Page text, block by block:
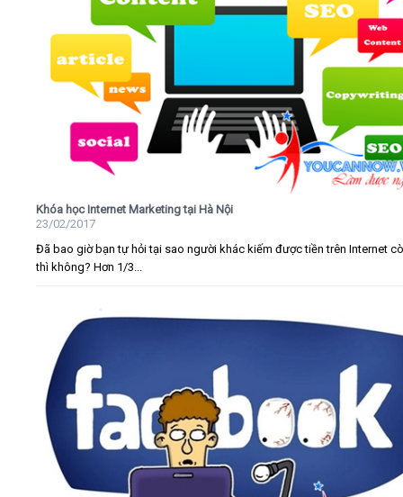
Khóa học Internet Marketing tại Hà Nội
23/02/2017
Đã bao giờ bạn tự hỏi tại sao người khác kiếm được tiền trên Internet
thì không? Hơn 1/3...